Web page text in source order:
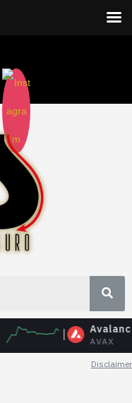
Avalanche
AVAX
Disclaimer